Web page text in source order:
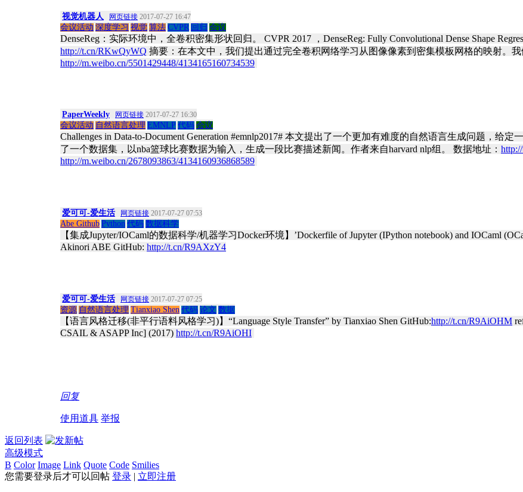
视觉机器人 网页链接 2017-07-27 16:47
会议活动 深度学习 视觉 算法 CVPR 回归 会议
DenseReg：实际环境中，全卷积密集形状回归。 CVPR 2017 ，DenseReg: Fully Convolutional Dense Shape
http://t.cn/RKwQyWQ 摘要：在本文中，我们提出通过完全卷积网络学习从图像像素到密集模板网格的映射。
http://m.weibo.cn/5501429448/4134165160734539
PaperWeekly 网页链接 2017-07-27 16:30
会议活动 自然语言处理 EMNLP 代码 会议
Challenges in Data-to-Document Generation #emnlp2017# 本文提出了一个更加有难度的自然语言生成问题，给
了一个数据集，以nba篮球比赛数据为输入，生成一段比赛描述新闻。作者来自harvard nlp组。 数据地址：
http://m.weibo.cn/2678093863/4134160936868589
爱可可-爱生活 网页链接 2017-07-27 07:53
Abe Github Python 代码 数据科学
【集成Jupyter/IOCaml的数据科学/机器学习Docker环境】’Dockerfile of Jupyter (IPython notebook) and IOCaml
Akinori ABE GitHub: http://t.cn/R9AXzY4
爱可可-爱生活 网页链接 2017-07-27 07:25
资源 自然语言处理 Tianxiao Shen 代码 论文 数据
【语言风格迁移(非平行语料风格学习)】“Language Style Transfer” by Tianxiao Shen GitHub:http://t.cn/R9AiOHM
CSAIL & ASAPP Inc] (2017) http://t.cn/R9AiOHI
回复
使用道具 举报
返回列表
高级模式
B Color Image Link Quote Code Smilies
您需要登录后才可以回帖 登录 | 立即注册